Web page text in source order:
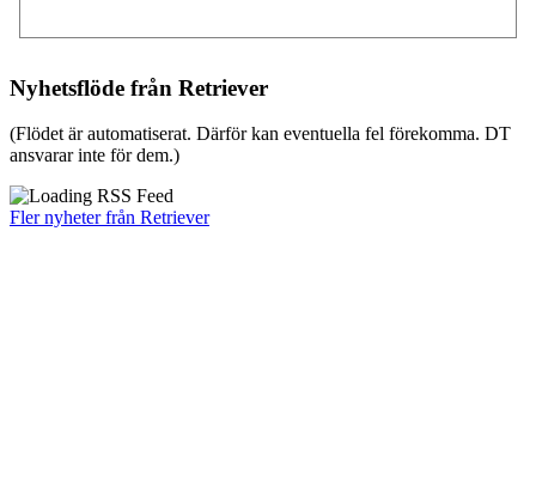
Nyhetsflöde från Retriever
(Flödet är automatiserat. Därför kan eventuella fel förekomma. DT
ansvarar inte för dem.)
Fler nyheter från Retriever